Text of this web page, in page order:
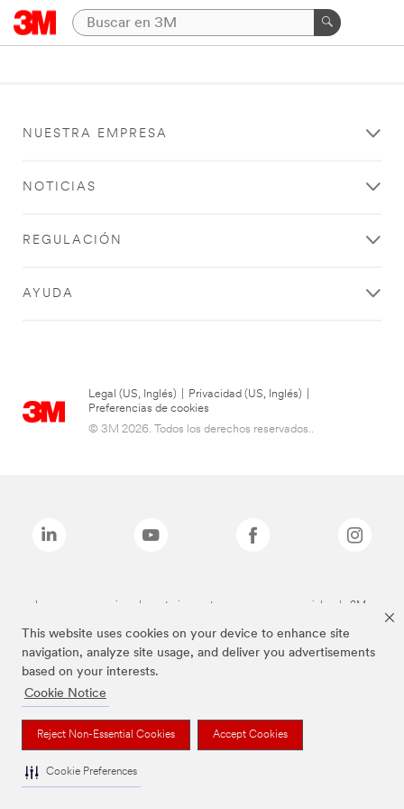
This website uses cookies on your device to enhance site
navigation, analyze site usage, and deliver you advertisements
based on your interests.
Cookie Notice
Reject Non-Essential Cookies Accept Cookies
Cookie Preferences
NUESTRA EMPRESA
NOTICIAS
REGULACIÓN
AYUDA
Legal (US, Inglés) Privacidad (US, Inglés)
Preferencias de cookies
© 3M 2026. Todos los derechos reservados..
Las marcas mencionadas anteriormente son marcas comerciales de 3M.